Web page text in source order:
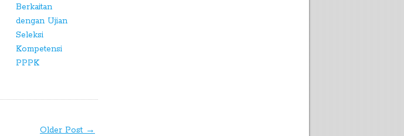
Berkaitan
dengan Ujian
Seleksi
Kompetensi
PPPK
Older Post →